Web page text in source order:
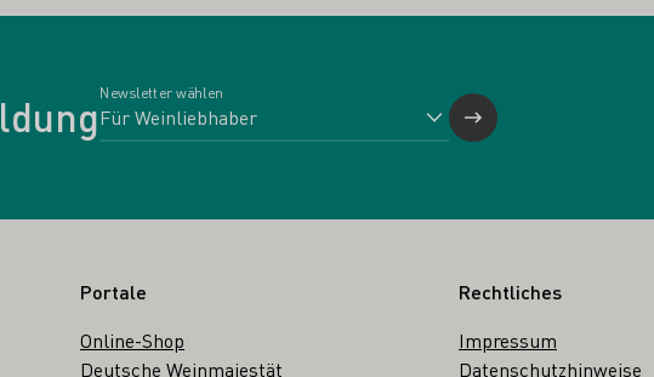
Newsletter wählen
Portale
Online-Shop
Deutsche Weinmajestät
Rechtliches
Impressum
Datenschutzhinweise